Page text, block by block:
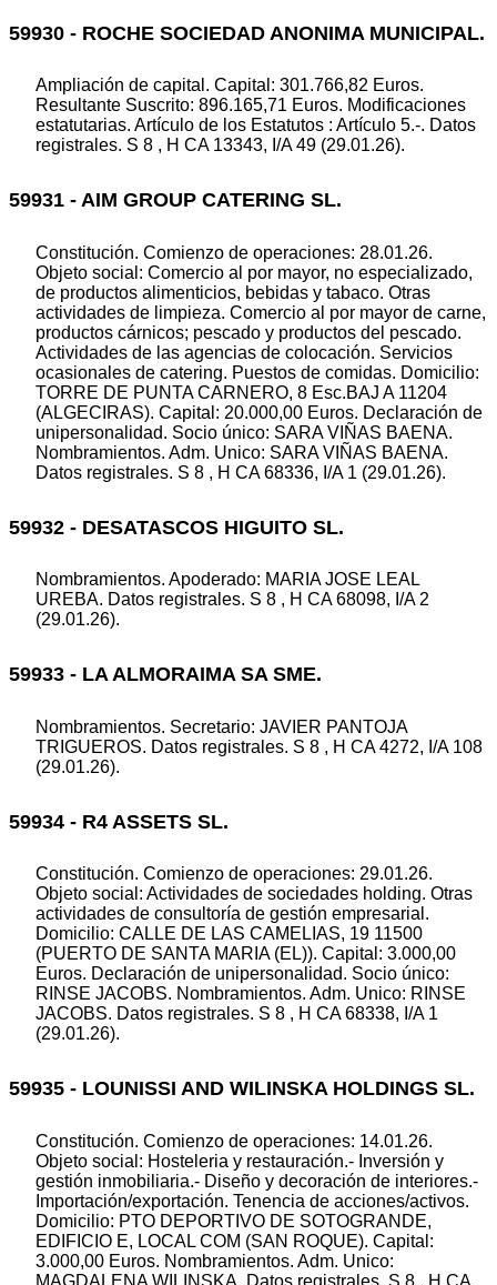
59930 - ROCHE SOCIEDAD ANONIMA MUNICIPAL.
Ampliación de capital. Capital: 301.766,82 Euros.
Resultante Suscrito: 896.165,71 Euros. Modificaciones
estatutarias. Artículo de los Estatutos : Artículo 5.-. Datos
registrales. S 8 , H CA 13343, I/A 49 (29.01.26).
59931 - AIM GROUP CATERING SL.
Constitución. Comienzo de operaciones: 28.01.26.
Objeto social: Comercio al por mayor, no especializado,
de productos alimenticios, bebidas y tabaco. Otras
actividades de limpieza. Comercio al por mayor de carne,
productos cárnicos; pescado y productos del pescado.
Actividades de las agencias de colocación. Servicios
ocasionales de catering. Puestos de comidas. Domicilio:
TORRE DE PUNTA CARNERO, 8 Esc.BAJ A 11204
(ALGECIRAS). Capital: 20.000,00 Euros. Declaración de
unipersonalidad. Socio único: SARA VIÑAS BAENA.
Nombramientos. Adm. Unico: SARA VIÑAS BAENA.
Datos registrales. S 8 , H CA 68336, I/A 1 (29.01.26).
59932 - DESATASCOS HIGUITO SL.
Nombramientos. Apoderado: MARIA JOSE LEAL
UREBA. Datos registrales. S 8 , H CA 68098, I/A 2
(29.01.26).
59933 - LA ALMORAIMA SA SME.
Nombramientos. Secretario: JAVIER PANTOJA
TRIGUEROS. Datos registrales. S 8 , H CA 4272, I/A 108
(29.01.26).
59934 - R4 ASSETS SL.
Constitución. Comienzo de operaciones: 29.01.26.
Objeto social: Actividades de sociedades holding. Otras
actividades de consultoría de gestión empresarial.
Domicilio: CALLE DE LAS CAMELIAS, 19 11500
(PUERTO DE SANTA MARIA (EL)). Capital: 3.000,00
Euros. Declaración de unipersonalidad. Socio único:
RINSE JACOBS. Nombramientos. Adm. Unico: RINSE
JACOBS. Datos registrales. S 8 , H CA 68338, I/A 1
(29.01.26).
59935 - LOUNISSI AND WILINSKA HOLDINGS SL.
Constitución. Comienzo de operaciones: 14.01.26.
Objeto social: Hosteleria y restauración.- Inversión y
gestión inmobiliaria.- Diseño y decoración de interiores.-
Importación/exportación. Tenencia de acciones/activos.
Domicilio: PTO DEPORTIVO DE SOTOGRANDE,
EDIFICIO E, LOCAL COM (SAN ROQUE). Capital:
3.000,00 Euros. Nombramientos. Adm. Unico:
MAGDALENA WILINSKA. Datos registrales. S 8 , H CA